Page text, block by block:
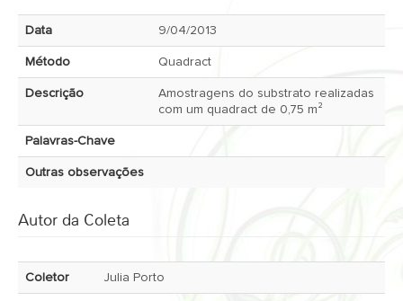
Atlas 2.1
Estatísticas
Login
Data 9/04/2013
Método Quadract
Descrição
Amostragens do substrato realizadas
com um quadract de 0,75 m²
Palavras-Chave
Outras observações
Autor da Coleta
Coletor Julia Porto